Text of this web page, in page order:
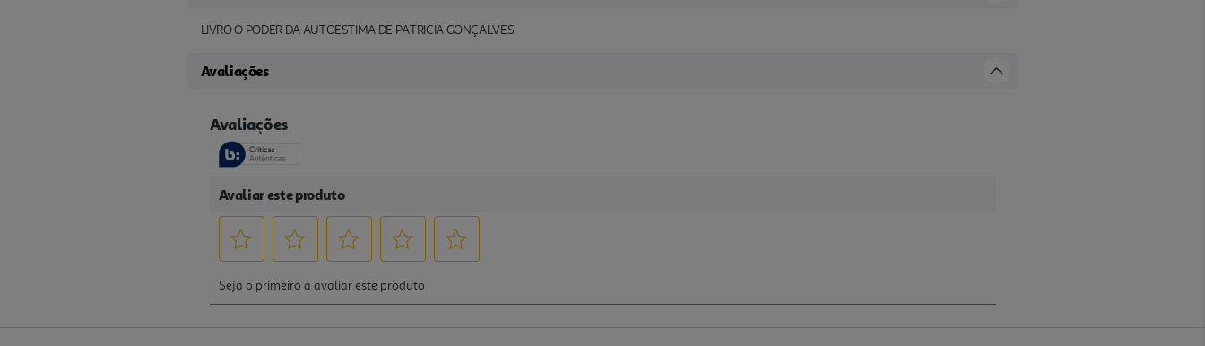
LIVRO O PODER DA AUTOESTIMA DE PATRICIA GONÇALVES
Avaliações